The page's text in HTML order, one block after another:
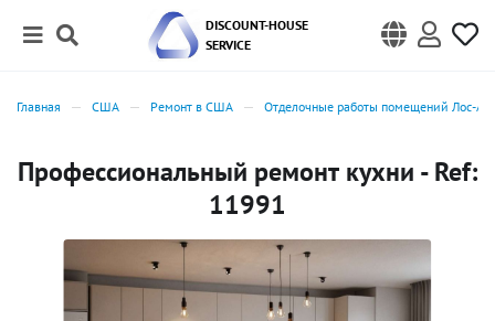
DISCOUNT-HOUSE
SERVICE
Главная США Ремонт в США Отделочные работы помещений Лос-
Профессиональный ремонт кухни - Ref:
11991